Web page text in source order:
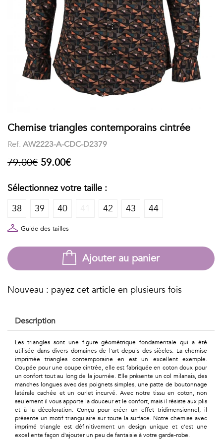
Stand-
LES
IMPRIMÉES
Faune
&
Flore
Géométriques
Talents
&
Métiers
motifs
Urbain
Pop
Voyages
courtes
POLOS
FEMME
Chaussettes
Boxers
Accessoires
Chemise triangles contemporains cintrée
Ref. AW2223-A-CDC-D2379
79.00€ 59.00€
Sélectionnez votre taille :
38
39 40 42 43 44
Guide des tailles
Ajouter au panier
Nouveau : payez cet article en plusieurs fois
Description
Les triangles sont une figure géométrique fondamentale qui a été
utilisée dans divers domaines de l'art depuis des siècles. La chemise
imprimée triangles contemporaine en est un excellent exemple.
Coupée pour une coupe cintrée, elle est fabriquée en coton doux pour
un confort tout au long de la journée. Elle présente un col milanais, des
manches longues avec des poignets simples, une patte de boutonnage
latérale cachée et un ourlet incurvé. Avec notre tissu en coton, non
seulement il vous apporte la douceur et le confort, mais il résiste aux plis
et à la décoloration. Conçu pour créer un effet tridimensionnel, il
présente un motif triangulaire sur toute la surface. Notre chemise avec
imprimé triangle est définitivement un design unique et c'est une
excellente façon d'ajouter un peu de fantaisie à votre garde-robe.